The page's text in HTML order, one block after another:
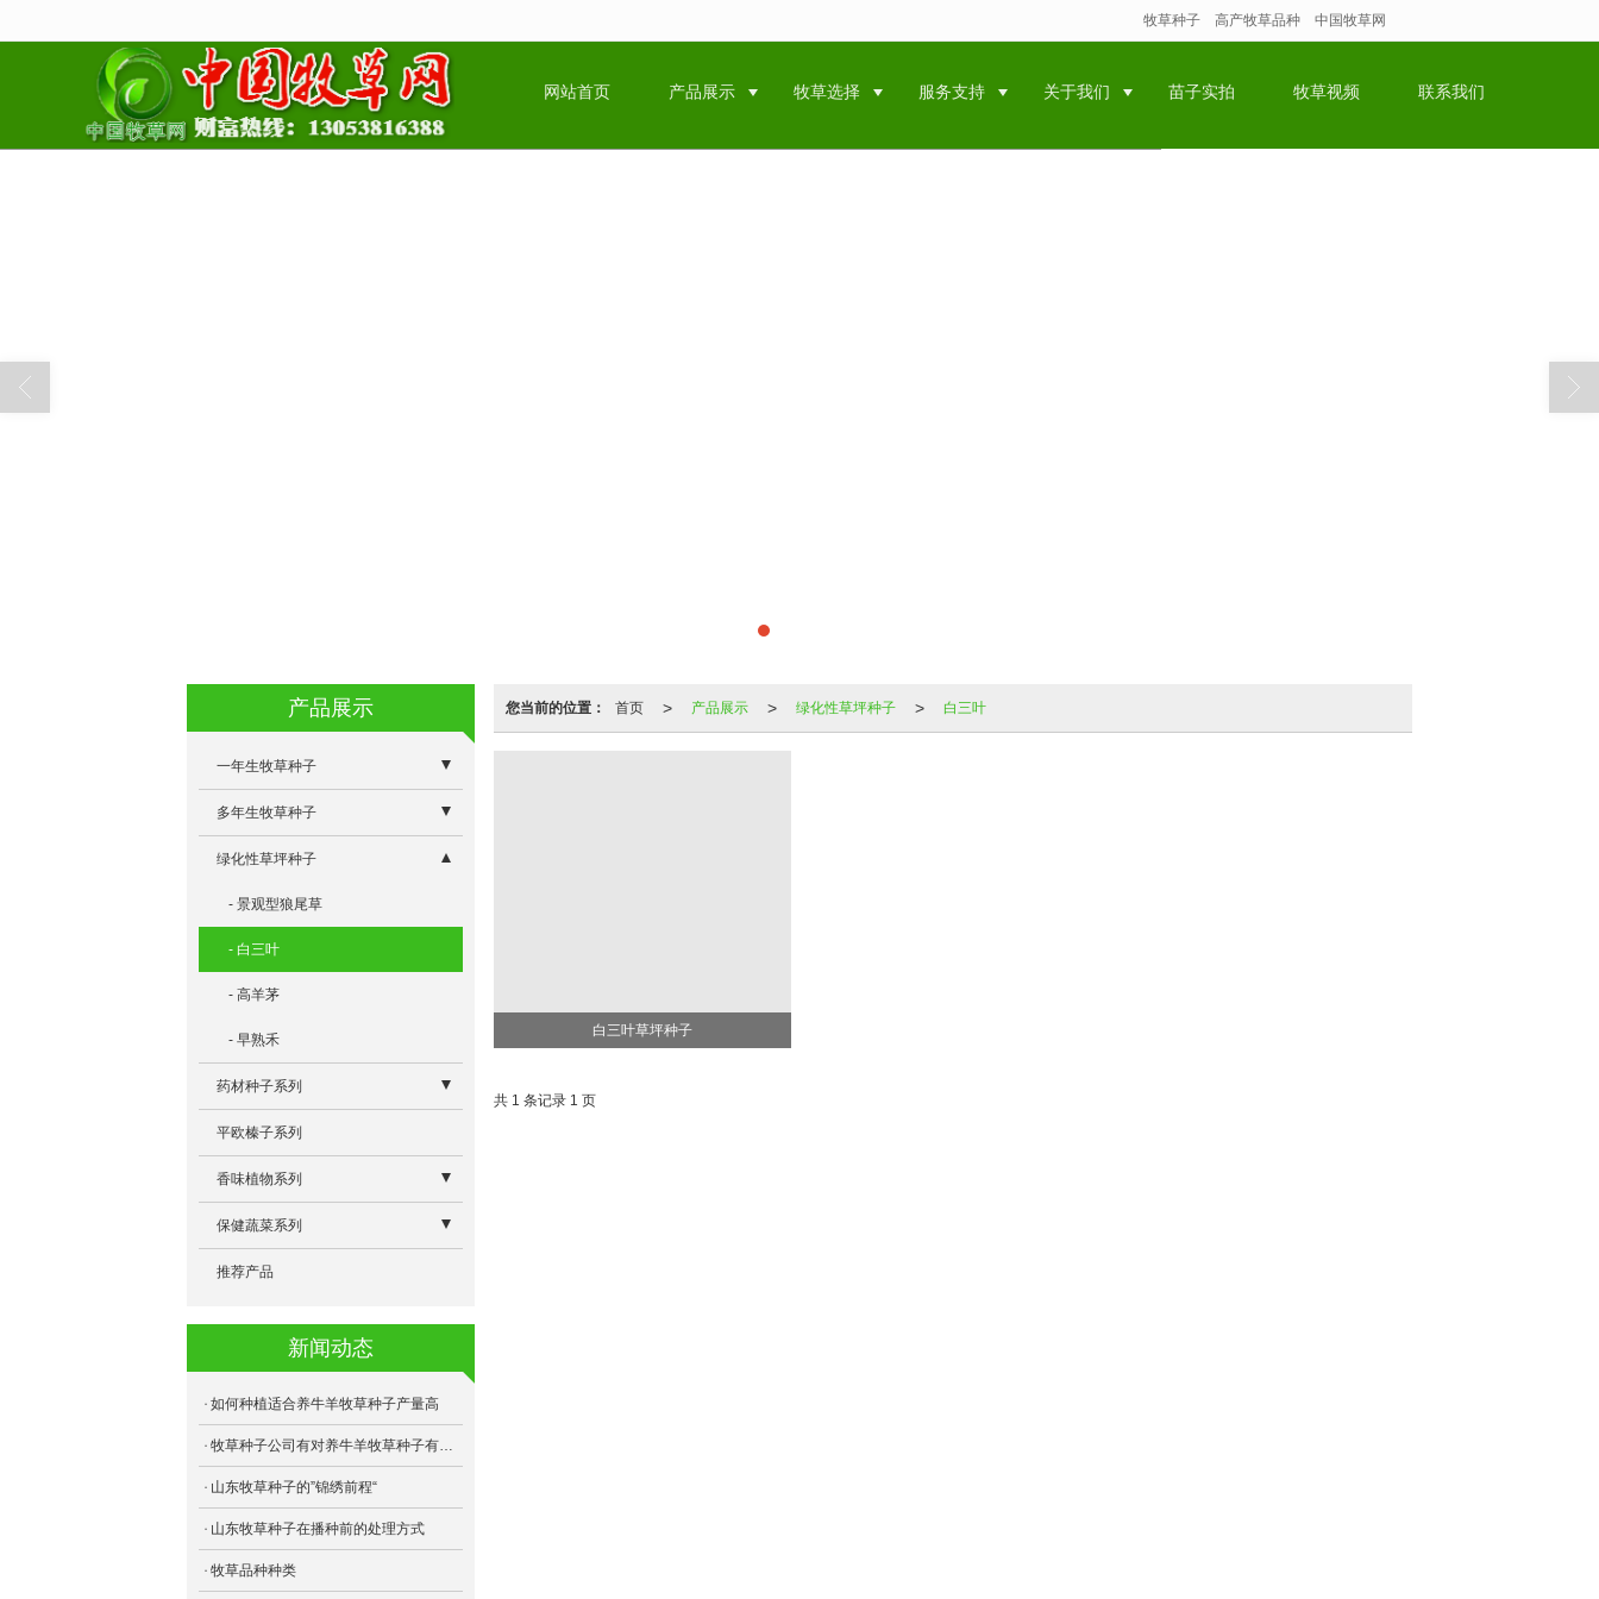
牧草种子 高产牧草品种 中国牧草网
网站首页 产品展示 牧草选择 服务支持 关于我们 苗子实拍 牧草视频 联系我们
您当前的位置： 首页 > 产品展示 > 绿化性草坪种子 > 白三叶
白三叶草坪种子
共 1 条记录 1 页
产品展示
一年生牧草种子
- 蛋白桑
- 特高四倍体黑麦草
- 墨西哥玉米草优12
- 冬牧70黑麦草
- 朝牧一号稗子
- 籽粒苋R104
- F75高丹草
- 乐食牧草
- 健宝牧草
- 苏丹草
- 甜高粱
- 苦荬菜
- 苦荬菜
- 冬牧70
- 象草
- 雅晴多年生黑麦草
多年生牧草种子
- 牧草专用除草剂系列
- 意大利多年生黑麦草
- 雅晴多年生黑麦草
- 维多利亚苜蓿
- 奥利维亚菊苣
- 多年生黑麦草
- 俄罗斯饲料菜
- 天香速生草
- 金皇后苜蓿
- 三得利苜蓿
- 桂牧一号
- 美国王草
- 阔叶菊苣
- 海盗苜蓿
- 游客苜蓿
- 益丰菊苣
绿化性草坪种子
- 景观型狼尾草
- 白三叶
- 高羊茅
- 早熟禾
药材种子系列
- 板蓝根除草剂
- 板蓝根大青叶
平欧榛子系列
香味植物系列
- 驱蚊草
- 跳舞草
保健蔬菜系列
- 芽球菊苣
推荐产品
新闻动态
如何种植适合养牛羊牧草种子产量高
牧草种子公司有对养牛羊牧草种子有话说
山东牧草种子的”锦绣前程“
山东牧草种子在播种前的处理方式
牧草品种种类